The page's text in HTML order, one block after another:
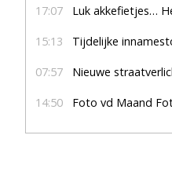
17:07 Luk akkefietjes…
15:13 Tijdelijke
07:57 Nieuwe
14:50 Foto vd Maand